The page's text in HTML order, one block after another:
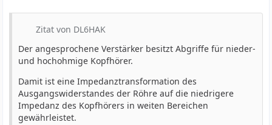
Zitat von DL6HAK
Der angesprochene Verstärker besitzt Abgriffe für nieder-
und hochohmige Kopfhörer.
Damit ist eine Impedanztransformation des
Ausgangswiderstandes der Röhre auf die niedrigere
Impedanz des Kopfhörers in weiten Bereichen
gewährleistet.